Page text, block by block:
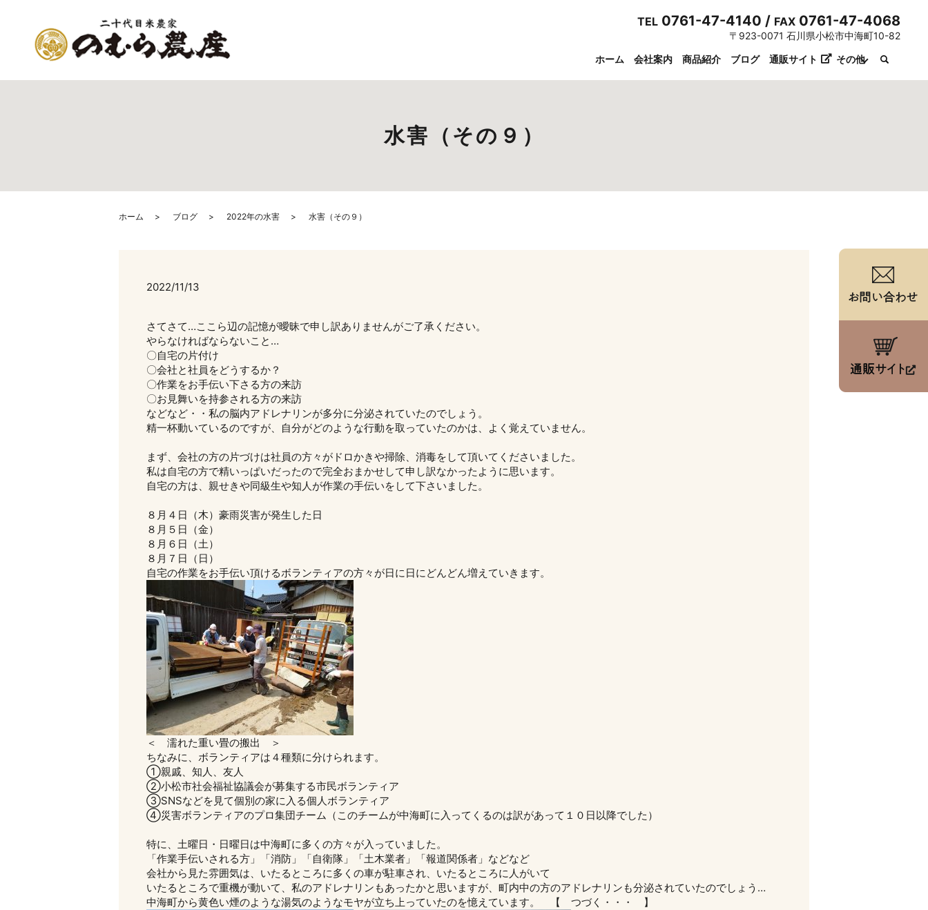
ホーム 会社案内 商品紹介 ブログ 通販サイト その他
TEL0761-47-4140 / FAX0761-47-4068
〒923-0071 石川県小松市中海町10-82
水害（その９）
ホーム ブログ 2022年の水害 水害（その９）
2022/11/13
さてさて…ここら辺の記憶が曖昧で申し訳ありませんがご了承ください。
やらなければならないこと…
〇自宅の片付け
〇会社と社員をどうするか？
〇作業をお手伝い下さる方の来訪
〇お見舞いを持参される方の来訪
などなど・・私の脳内アドレナリンが多分に分泌されていたのでしょう。
精一杯動いているのですが、自分がどのような行動を取っていたのかは、よく覚えていません。
まず、会社の方の片づけは社員の方々がドロかきや掃除、消毒をして頂いてくださいました。
私は自宅の方で精いっぱいだったので完全おまかせして申し訳なかったように思います。
自宅の方は、親せきや同級生や知人が作業の手伝いをして下さいました。
８月４日（木）豪雨災害が発生した日
８月５日（金）
８月６日（土）
８月７日（日）
自宅の作業をお手伝い頂けるボランティアの方々が日に日にどんどん増えていきます。
＜ 濡れた重い畳の搬出 ＞
ちなみに、ボランティアは４種類に分けられます。
①親戚、知人、友人
②小松市社会福祉協議会が募集する市民ボランティア
③SNSなどを見て個別の家に入る個人ボランティア
④災害ボランティアのプロ集団チーム（このチームが中海町に入ってくるのは訳があって１０日以降でした）
特に、土曜日・日曜日は中海町に多くの方々が入っていました。
「作業手伝いされる方」「消防」「自衛隊」「土木業者」「報道関係者」などなど
会社から見た雰囲気は、いたるところに多くの車が駐車され、いたるところに人がいて
いたるところで重機が動いて、私のアドレナリンもあったかと思いますが、町内中の方のアドレナリンも分泌されていたのでしょう…
中海町から黄色い煙のような湯気のようなモヤが立ち上っていたのを憶えています。 【 つづく・・・ 】